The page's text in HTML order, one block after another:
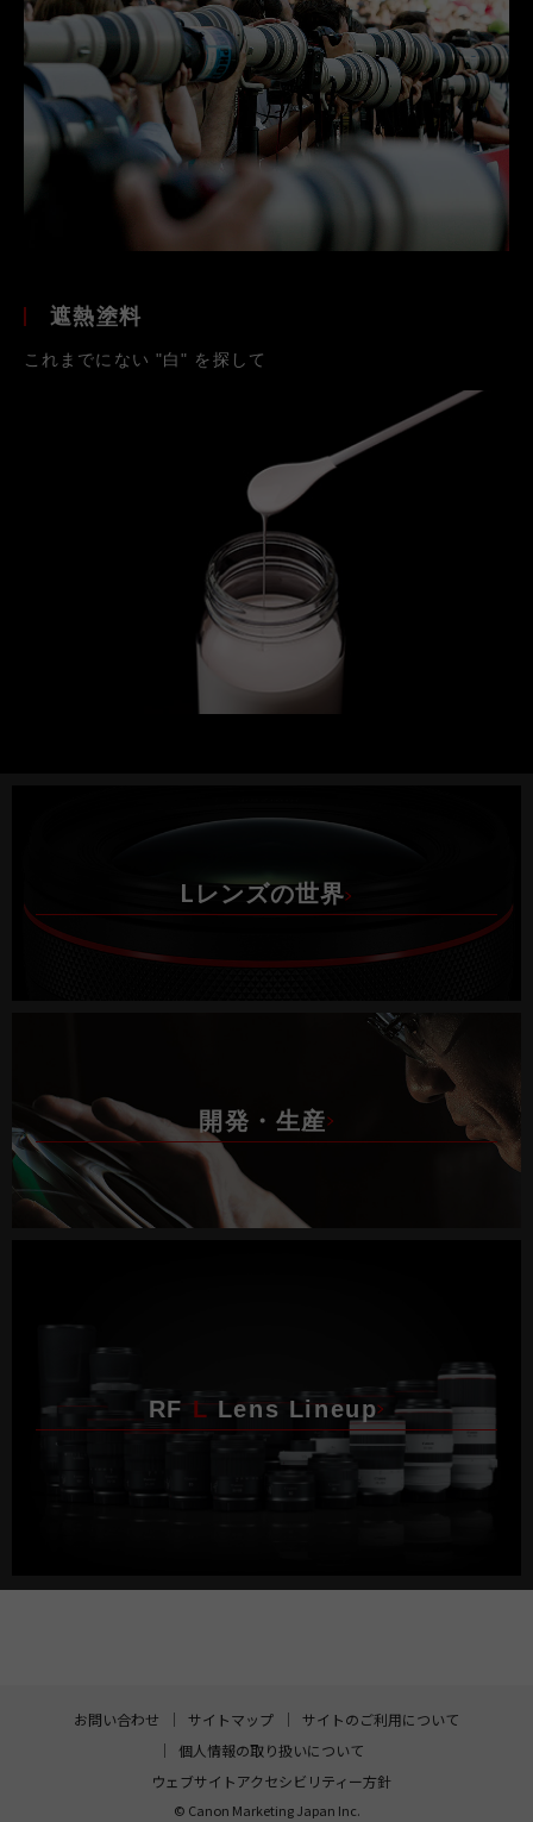
遮熱塗料
これまでにない "白" を探して
Lレンズの世界
開発・生産
RFLLens Lineup
お問い合わせ サイトマップ
サイトのご利用について
個人情報の取り扱いについて
ウェブサイトアクセシビリティー方針
© Canon Marketing Japan Inc.